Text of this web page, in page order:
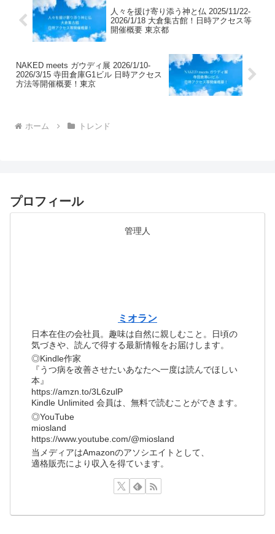
人々を援け寄り添う神と仏 2025/11/22-
2026/1/18 大倉集古館！日時アクセス等
開催概要 東京都
NAKED meets ガウディ展 2026/1/10-
2026/3/15 寺田倉庫G1ビル 日時アクセス
方法等開催概要！東京
ホーム トレンド
プロフィール
管理人
ミオラン
日本在住の会社員。趣味は自然に親しむこと。日頃の
気づきや、読んで得する最新情報をお届けします。
◎Kindle作家
『うつ病を改善させたいあなたへ一度は読んでほしい
本』
https://amzn.to/3L6zulP
Kindle Unlimited 会員は、無料で読むことができます。
◎YouTube
miosland
https://www.youtube.com/@miosland
当メディアはAmazonのアソシエイトとして、
適格販売により収入を得ています。